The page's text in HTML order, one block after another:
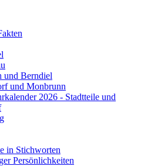
und Berndiel
und Monbrunn
2026 - Stadtteile und
in Stichworten
Persönlichkeiten